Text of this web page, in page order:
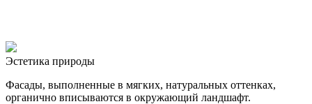
Эстетика природы
Фасады, выполненные в мягких, натуральных оттенках,
органично вписываются в окружающий ландшафт.